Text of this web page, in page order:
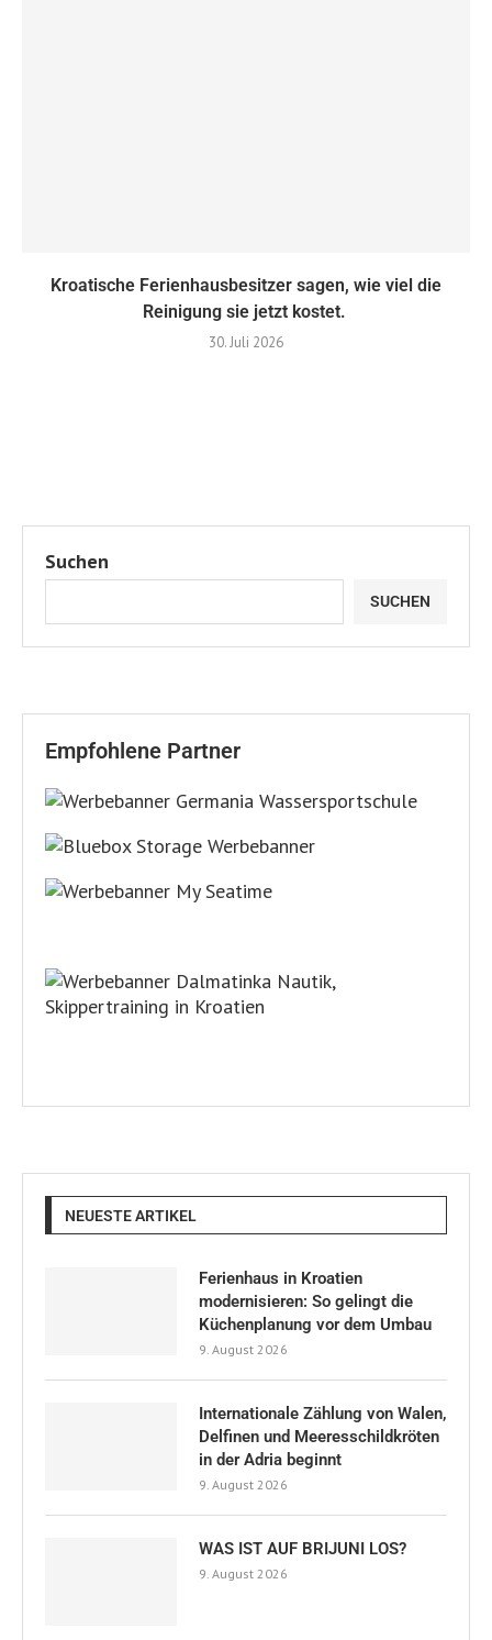
Kroatische Ferienhausbesitzer sagen, wie viel die
Reinigung sie jetzt kostet.
30. Juli 2026
Suchen
SUCHEN
Empfohlene Partner
NEUESTE ARTIKEL
Ferienhaus in Kroatien
modernisieren: So gelingt die
Küchenplanung vor dem Umbau
9. August 2026
Internationale Zählung von Walen,
Delfinen und Meeresschildkröten
in der Adria beginnt
9. August 2026
WAS IST AUF BRIJUNI LOS?
9. August 2026